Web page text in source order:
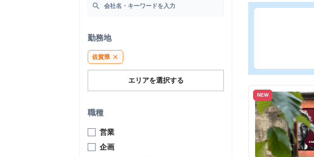
search
勤務地
佐賀県 close
エリアを選択する
職種
営業
企画
NEW